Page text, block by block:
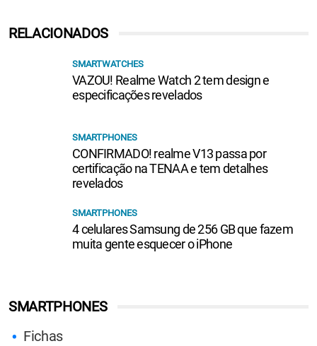
SMARTPHONES
Fichas
RELACIONADOS
SMARTWATCHES
VAZOU! Realme Watch 2 tem design e
especificações revelados
SMARTPHONES
CONFIRMADO! realme V13 passa por
certificação na TENAA e tem detalhes
revelados
SMARTPHONES
4 celulares Samsung de 256 GB que fazem
muita gente esquecer o iPhone